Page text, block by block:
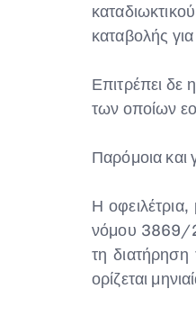
καταβολής
Επιτρέπει δε
των οποίων
Παρόμοια και
Η
νόμου 3869/
τη
ορίζεται